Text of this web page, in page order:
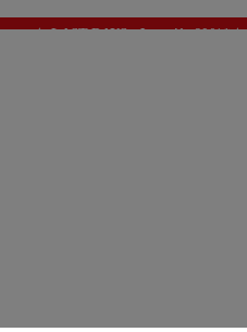
✨ LAST DAYS : Jusqu'à -60%* ✨